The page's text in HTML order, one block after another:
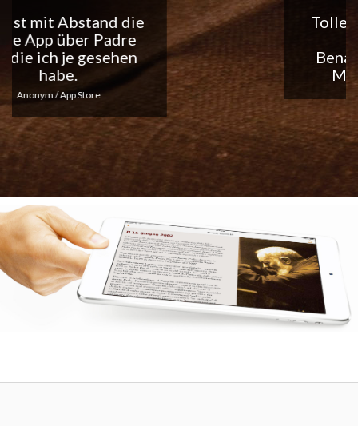
Tolle App, ich liebe die
täglichen
Benachrichtigungen...
Macht weiter so!